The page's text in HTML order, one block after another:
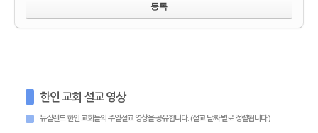
한인 교회 설교 영상
뉴질랜드 한인 교회들의 주일설교 영상을 공유합니다. (설교 날짜 별로 정렬됩니다.)